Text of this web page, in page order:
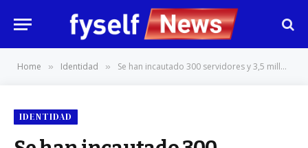
Home » Identidad » Se han incautado 300 servidores y 3,5 millones de euros cuando Europol ataca las redes de ransomware en todo el mundo
IDENTIDAD